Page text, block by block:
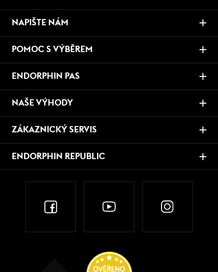
NAPIŠTE NÁM
POMOC S VÝBĚREM
ENDORPHIN PAS
NAŠE VÝHODY
ZÁKAZNICKÝ SERVIS
ENDORPHIN REPUBLIC